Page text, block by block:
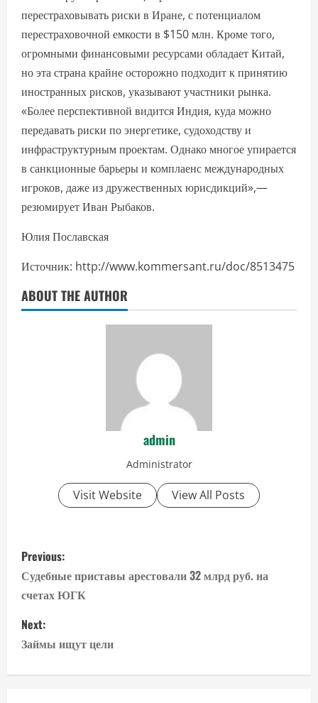
перестраховывать риски в Иране, с потенциалом
перестраховочной емкости в $150 млн. Кроме того,
огромными финансовыми ресурсами обладает Китай,
но эта страна крайне осторожно подходит к принятию
иностранных рисков, указывают участники рынка.
«Более перспективной видится Индия, куда можно
передавать риски по энергетике, судоходству и
инфраструктурным проектам. Однако многое упирается
в санкционные барьеры и комплаенс международных
игроков, даже из дружественных юрисдикций»,—
резюмирует Иван Рыбаков.
Юлия Пославская
Источник: http://www.kommersant.ru/doc/8513475
ABOUT THE AUTHOR
admin
Administrator
Visit Website View All Posts
P
o
s
t
n
Previous:
Судебные приставы арестовали 32 млрд руб. на
счетах ЮГК
Next:
Займы ищут цели